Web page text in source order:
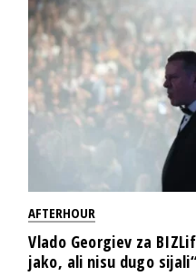
AFTERHOUR
Vlado Georgiev za
jako, ali nisu dugo